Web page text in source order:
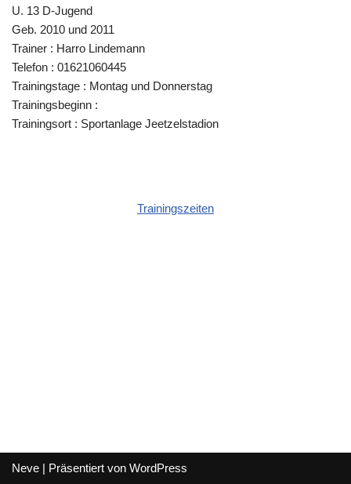
U. 13 D-Jugend
Geb. 2010 und 2011
Trainer : Harro Lindemann
Telefon : 01621060445
Trainingstage : Montag und Donnerstag
Trainingsbeginn :
Trainingsort : Sportanlage Jeetzelstadion
Trainingszeiten
Neve | Präsentiert von WordPress